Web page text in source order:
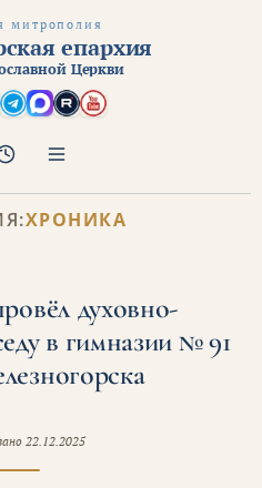
митрополия
епархия
Церкви
Архив
ХРОНИКА
духовно-
в гимназии № 91
22.12.2025